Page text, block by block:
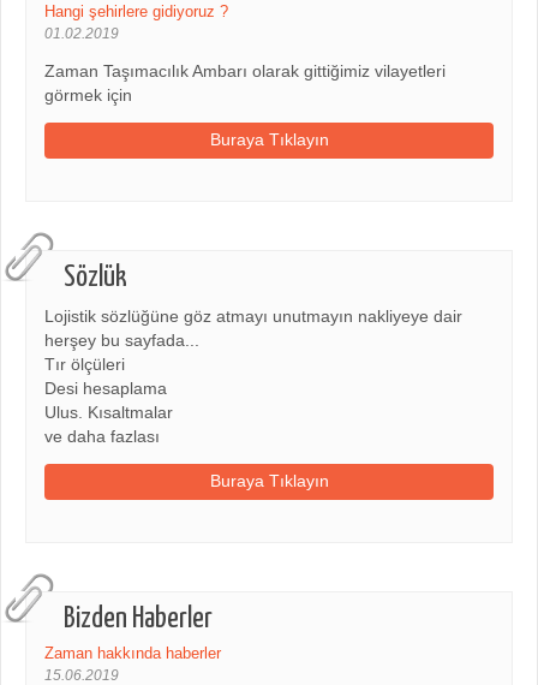
Hangi şehirlere gidiyoruz ?
01.02.2019
Zaman Taşımacılık Ambarı olarak gittiğimiz vilayetleri
görmek için
Buraya Tıklayın
Sözlük
Lojistik sözlüğüne göz atmayı unutmayın nakliyeye dair
herşey bu sayfada...
Tır ölçüleri
Desi hesaplama
Ulus. Kısaltmalar
ve daha fazlası
Buraya Tıklayın
Bizden Haberler
Zaman hakkında haberler
15.06.2019